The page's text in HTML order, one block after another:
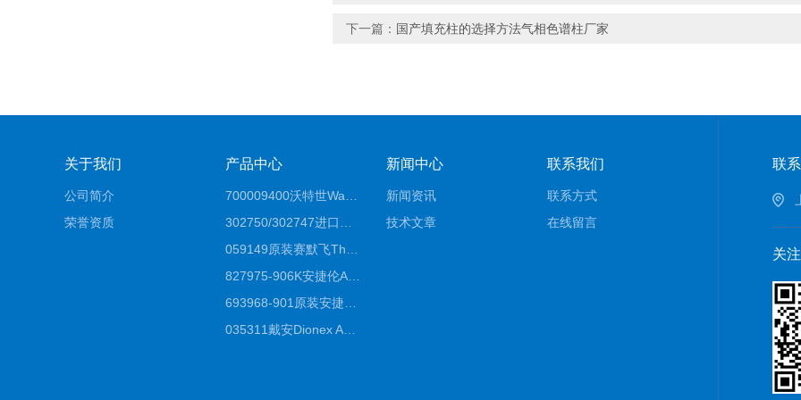
下一篇： 国产填充柱的选择方法气相色谱柱厂家
关于我们
公司简介
荣誉资质
产品中心
827975-906K安捷伦Agilent原装ZORBAX液相色谱柱*
035311戴安Dionex AS4分析柱阴离子交换色谱柱厂家
新闻中心
新闻资讯
技术文章
联系我们
联系方式
在线留言
联
关